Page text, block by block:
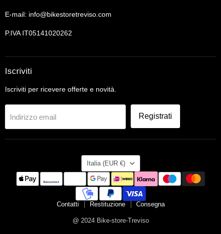
E-mail: info@bikestoretreviso.com
P.IVA IT05141020262
Iscriviti
Iscriviti per ricevere offerte e novità.
Indirizzo email Registrati
Nazione
Italia (EUR €)
Contatti Restituzione Consegna
@ 2024 Bike-store-Treviso